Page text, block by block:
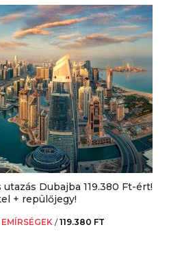
Dubajba 119.380 Ft-ért!
+ repülőjegy!
/119.380 FT